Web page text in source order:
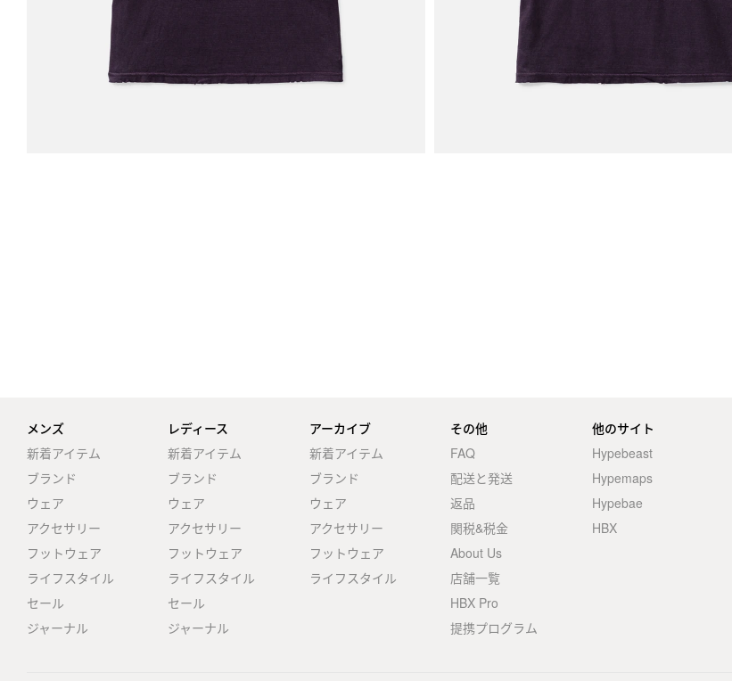
メンズ
新着アイテム
ブランド
ウェア
アクセサリー
フットウェア
ライフスタイル
セール
ジャーナル
レディース
新着アイテム
ブランド
ウェア
アクセサリー
フットウェア
ライフスタイル
セール
ジャーナル
アーカイブ
新着アイテム
ブランド
ウェア
アクセサリー
フットウェア
ライフスタイル
その他
FAQ
配送と発送
返品
関税&税金
About Us
店舗一覧
HBX Pro
提携プログラム
他のサイト
Hypebeast
Hypemaps
Hypebae
HBX